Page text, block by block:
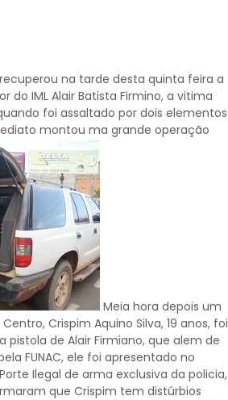
na tarde desta quinta feira a
IML Alair Batista Firmino, a vitima
foi assaltado por dois elementos
montou ma grande operação
Meia hora depois um
Crispim Aquino Silva, 19 anos, foi
de Alair Firmiano, que alem de
FUNAC, ele foi apresentado no
Ilegal de arma exclusiva da policia,
que Crispim tem distúrbios